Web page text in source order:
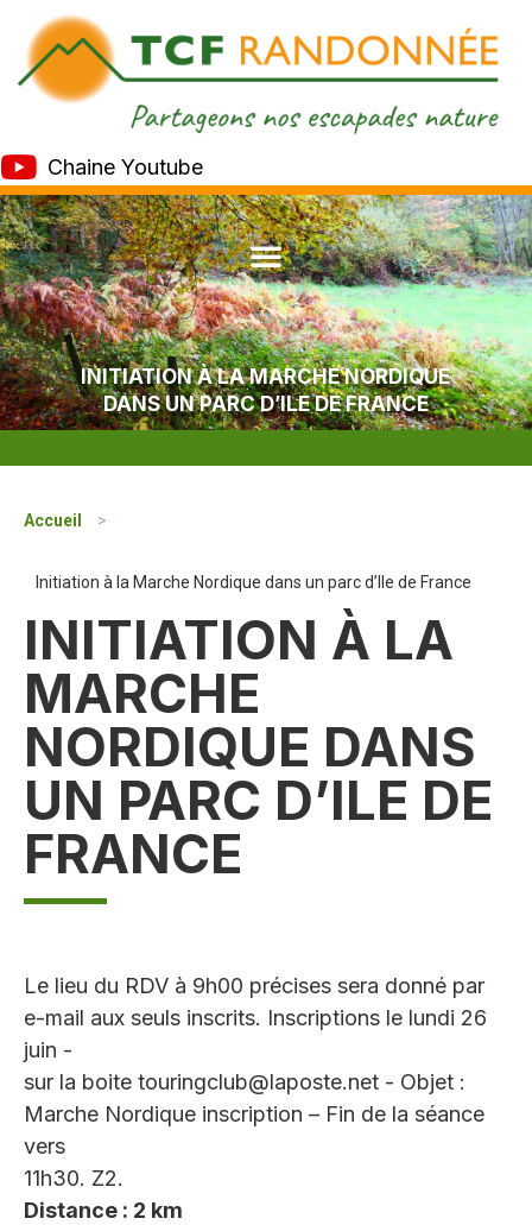
Chaine Youtube
INITIATION À LA MARCHE NORDIQUE
DANS UN PARC D’ILE DE FRANCE
Accueil >
Initiation à la Marche Nordique dans un parc d’Ile de France
INITIATION À LA
MARCHE
NORDIQUE DANS
UN PARC D’ILE DE
FRANCE
Le lieu du RDV à 9h00 précises sera donné par
e-mail aux seuls inscrits. Inscriptions le lundi 26
juin -
sur la boite touringclub@laposte.net - Objet :
Marche Nordique inscription – Fin de la séance
vers
11h30. Z2.
Distance : 2 km